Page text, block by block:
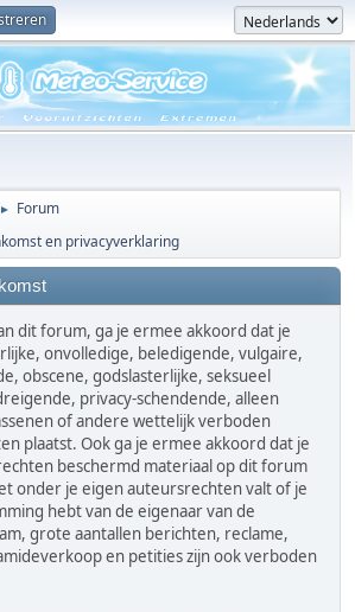
► Forum
en privacyverklaring
dit forum, ga je ermee akkoord dat je
onvolledige, beledigende, vulgaire,
obscene, godslasterlijke, seksueel
privacy-schendende, alleen
of andere wettelijk verboden
plaatst. Ook ga je ermee akkoord dat je
beschermd materiaal op dit forum
onder je eigen auteursrechten valt of je
hebt van de eigenaar van de
grote aantallen berichten, reclame,
en petities zijn ook verboden